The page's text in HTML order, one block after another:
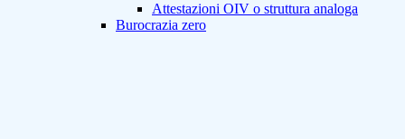
Attestazioni OIV o struttura analoga
Burocrazia zero